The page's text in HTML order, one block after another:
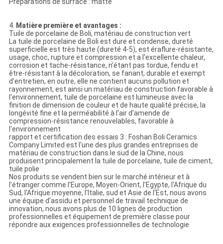
Préparations de surface : matte
4. Matière première et avantages :
Tuile de porcelaine de Boli, matériau de construction vert
La tuile de porcelaine de Boli est dure et condense, dureté
superficielle est très haute (dureté 4-5), est éraflure-résistante,
usage, choc, rupture et compression et a l'excellente chaleur,
corrosion et tache-résistance, n'étant pas tordue, fendu et
être-résistant à la décoloration, se fanant, durable et exempt
d'entretien, en outre, elle ne contient aucuns pollution et
rayonnement, est ainsi un matériau de construction favorable à
l'environnement, tuile de porcelaine est lumineuse avec la
finition de dimension de couleur et de haute qualité précise, la
longévité fine et la perméabilité à l'air d'amende de
compression-résistance renouvelables, favorable à
l'environnement
rapport et certification des essais 3 : Foshan Boli Ceramics
Company Limited est l'une des plus grandes entreprises de
matériau de construction dans le sud de la Chine, nous
produisent principalement la tuile de porcelaine, tuile de ciment,
tuile polie
Nos produits se vendent bien sur le marché intérieur et à
l'étranger comme l'Europe, Moyen-Orient, l'Egypte, l'Afrique du
Sud, l'Afrique moyenne, l'Italie, sud et Asie de l'Est, nous avons
une équipe d'assidu et personnel de travail technique de
innovation, nous avons plus de 10 lignes de production
professionnelles et équipement de première classe pour
répondre aux exigences professionnelles de technologie